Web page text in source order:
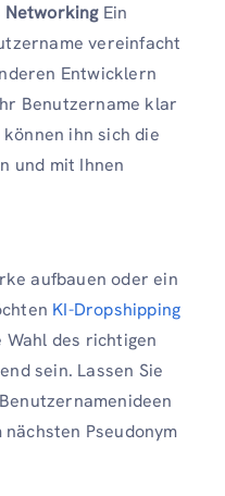
NetworkingEin
vereinfacht
Entwicklern
Benutzername klar
ihn sich die
und mit Ihnen
aufbauen oder ein
KI-Dropshipping
Wahl des richtigen
sein. Lassen Sie
Pseudonym